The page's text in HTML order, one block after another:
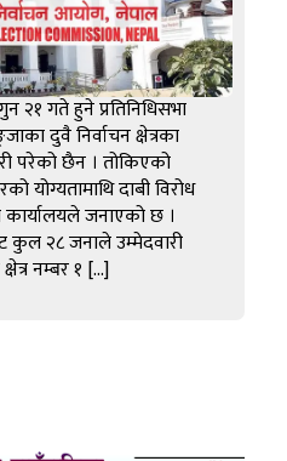
२१ गते हुने प्रतिनिधिसभा
दुवै निर्वाचन क्षेत्रका
परेको छैन । तोकिएको
योग्यतामाथि दाबी विरोध
जनाएको छ ।
कुल २८ जनाले उम्मेदवारी
नम्बर १ […]